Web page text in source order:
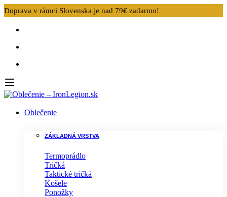
Doprava v rámci Slovenska je nad 79€ zadarmo!
Oblečenie
ZÁKLADNÁ VRSTVA
Termoprádlo
Tričká
Taktické tričká
Košele
Ponožky